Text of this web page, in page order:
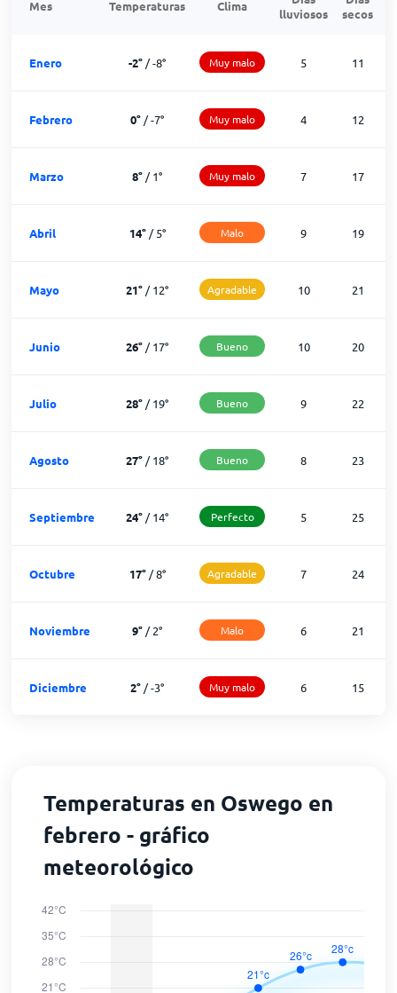
Mes Temperaturas Clima
lluviosos
secos
Enero -2° /-8° Muy malo 5 11
Febrero 0° /-7° Muy malo 4 12
Marzo 8° /1° Muy malo 7 17
Abril 14°/5° Malo 9 19
Mayo 21° /12° Agradable 10 21
Junio 26° /17° Bueno 10 20
Julio 28° /19° Bueno 9 22
Agosto 27° /18° Bueno 8 23
Septiembre 24° /14° Perfecto 5 25
Octubre 17°/8° Agradable 7 24
Noviembre 9° /2° Malo 6 21
Diciembre 2° /-3° Muy malo 6 15
Temperaturas en Oswego en
febrero - gráfico
meteorológico